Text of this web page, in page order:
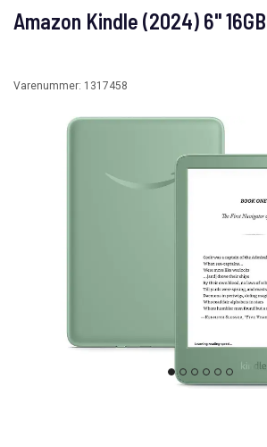
Amazon Kindle (2024) 6"
Varenummer: 1317458